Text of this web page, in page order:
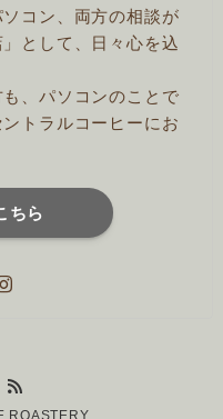
コン、両方の相談が
として、日々心を込
、パソコンのことで
トラルコーヒーにお
ちら
ROASTERY.